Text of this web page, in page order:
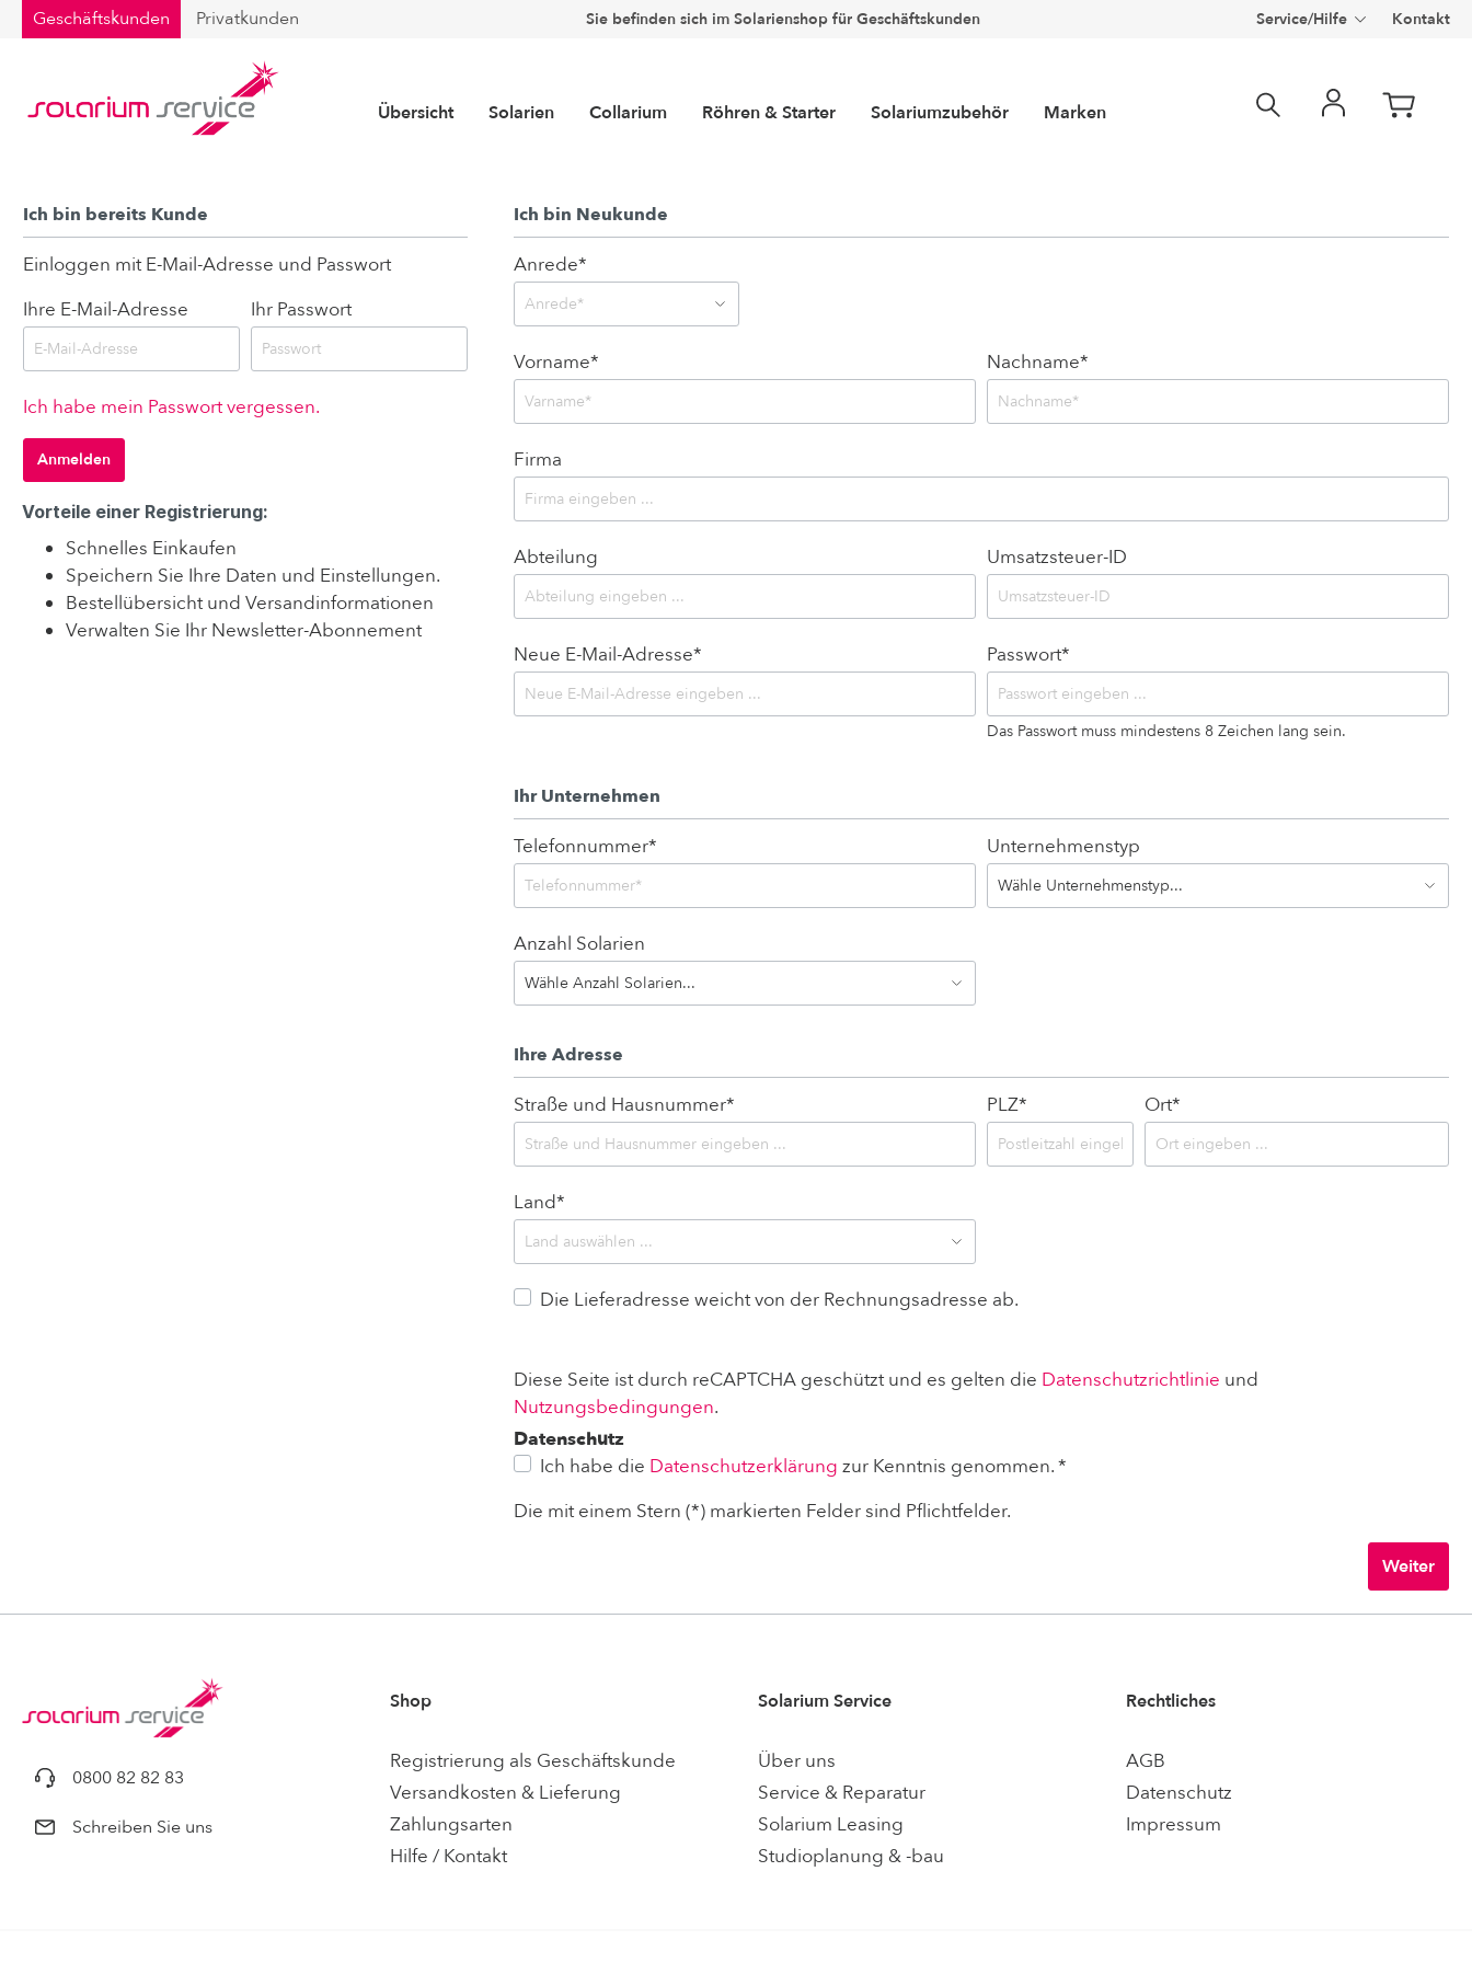
Geschäftskunden Privatkunden Sie befinden sich im Solarienshop für Geschäftskunden Service/Hilfe Kontakt
Übersicht Solarien Collarium Röhren & Starter Solariumzubehör Marken
Revidierte Solarien
(Facelift)
Collarium® Marketing
Solarium Röhren Starter
(Hochdrucklampen)
Filterscheiben
Aroma und Aqua
Hygienepapier & Eimer
Hygienefolien
megaSun
Ich bin bereits Kunde
Einloggen mit E-Mail-Adresse und Passwort
Ihre E-Mail-Adresse
Ihr Passwort
Ich habe mein Passwort vergessen.
Anmelden
Vorteile einer Registrierung:
Schnelles Einkaufen
Speichern Sie Ihre Daten und Einstellungen.
Bestellübersicht und Versandinformationen
Verwalten Sie Ihr Newsletter-Abonnement
Ich bin Neukunde
Anrede*
Vorname* Nachname*
Firma
Abteilung Umsatzsteuer-ID
Neue E-Mail-Adresse* Passwort*
Das Passwort muss mindestens 8 Zeichen lang sein.
Ihr Unternehmen
Telefonnummer* Unternehmenstyp
Anzahl Solarien
Ihre Adresse
Straße und Hausnummer* PLZ* Ort*
Land*
Die Lieferadresse weicht von der Rechnungsadresse ab.
Diese Seite ist durch reCAPTCHA geschützt und es gelten die Datenschutzrichtlinie und
Nutzungsbedingungen.
Datenschutz
Ich habe die Datenschutzerklärung zur Kenntnis genommen. *
Die mit einem Stern (*) markierten Felder sind Pflichtfelder.
Weiter
0800 82 82 83
Schreiben Sie uns
Shop
Registrierung als Geschäftskunde
Versandkosten & Lieferung
Zahlungsarten
Hilfe / Kontakt
Solarium Service
Über uns
Service & Reparatur
Solarium Leasing
Studioplanung & -bau
Rechtliches
AGB
Datenschutz
Impressum